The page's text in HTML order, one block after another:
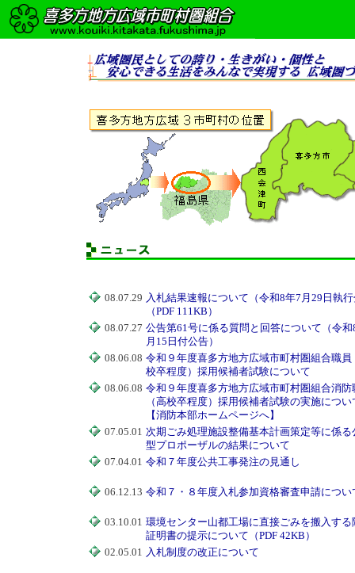
08.07.29 入札結果速報について（令和8年7月29日執
（PDF 111KB）
08.07.27 公告第61号に係る質問と回答について（令和
月15日付公告）
08.06.08 令和９年度喜多方地方広域市町村圏組合職員
校卒程度）採用候補者試験について
08.06.08 令和９年度喜多方地方広域市町村圏組合消防
（高校卒程度）採用候補者試験の実施につい
【消防本部ホームページへ】
07.05.01 次期ごみ処理施設整備基本計画策定等に係る
型プロポーザルの結果について
07.04.01 令和７年度公共工事発注の見通し
06.12.13 令和７・８年度入札参加資格審査申請につい
03.10.01 環境センター山都工場に直接ごみを搬入する
証明書の提示について（PDF 42KB）
02.05.01 入札制度の改正について